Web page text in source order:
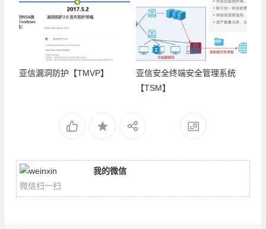
亚信漏洞防护【TMVP】
亚信安全终端安全管理系统
【TSM】
我的微信
微信扫一扫